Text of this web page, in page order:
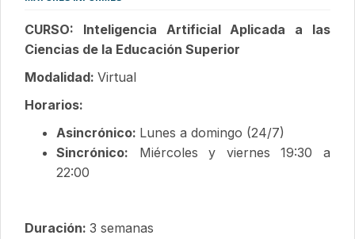
CURSO: Inteligencia Artificial Aplicada a las
Ciencias de la Educación Superior
Modalidad: Virtual
Horarios:
Asincrónico: Lunes a domingo (24/7)
Sincrónico: Miércoles y viernes 19:30 a
22:00
Duración: 3 semanas